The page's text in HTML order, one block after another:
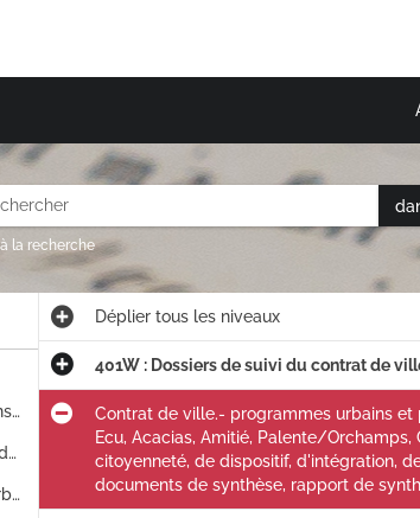
la recherche
Contrat de ville.- opérations de renouvellement urbain consacré uniquement au quartier Clairs-Soleils, démarches de redynamisation de quartier, entretiens avec des entrants et sortants du quartier sur les raisons de leurs départs ou de leurs arrivées, réaménagement des locaux collectifs résidentiels : bilan d'expérimentation, document de travail, note de synthèse, études, conventions de missions, mémoire justificatif, état des investigations sur la délinquance et l'insécurité, bibliographies, rapport de diagnostic technique
Contrat de ville.- études sur la délinquance et l'insécurité du quartier Clairs-Soleils (par les cabinets d'études ERM, CORUM, PASSION, AMNYOS, BESS, AZERTY, ECS, AMAVI, COPAS), analyse de la situation financière du quartier, programmes de destruction et reconstructions, préconisations : articles de presse, synthèses, rapports d'étapes, plans et schémas du quartier
Contrat de ville.- enquêtes et conventions GUP (gestion urbaine de proximité) tous quartiers, décret relatif au gardiennage pour les propriétaires d'immeubles d'habitations, déclarations d'abandon de parcelles d'espaces extérieurs, numéros 34 et 35 d'un journal de quartier ("l'Ascenseur" de Montrapon), sollicitation d'établissements scolaires (lycées, collèges, écoles maternelles) à la mairie pour divers problèmes (squats, dégradations, chiens dangereux etc), organisation des services de collecte et de tri des déchets : synthèses d'enquêtes, document de travail, correspondance, dossier d'activités, plans et schémas
Dépliertous les niveaux
401W : Dossiers de suivi du contrat de
Contrat de ville.- programmes urbains et
Ecu, Acacias, Amitié, Palente/
citoyenneté, de dispositif, d'intégration,
documents de synthèse, rapport de